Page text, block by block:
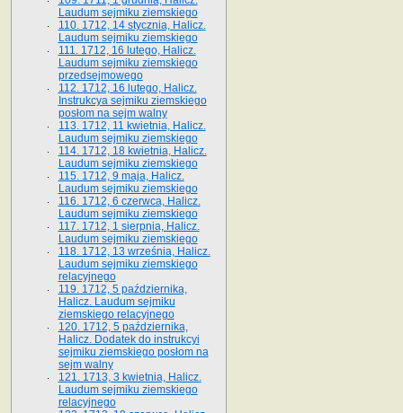
Laudum sejmiku ziemskiego
110. 1712, 14 stycznia, Halicz.
Laudum sejmiku ziemskiego
111. 1712, 16 lutego, Halicz.
Laudum sejmiku ziemskiego
przedsejmowego
112. 1712, 16 lutego, Halicz.
Instrukcya sejmiku ziemskiego
posłom na sejm walny
113. 1712, 11 kwietnia, Halicz.
Laudum sejmiku ziemskiego
114. 1712, 18 kwietnia, Halicz.
Laudum sejmiku ziemskiego
115. 1712, 9 maja, Halicz.
Laudum sejmiku ziemskiego
116. 1712, 6 czerwca, Halicz.
Laudum sejmiku ziemskiego
117. 1712, 1 sierpnia, Halicz.
Laudum sejmiku ziemskiego
118. 1712, 13 września, Halicz.
Laudum sejmiku ziemskiego
relacyjnego
119. 1712, 5 października,
Halicz. Laudum sejmiku
ziemskiego relacyjnego
120. 1712, 5 października,
Halicz. Dodatek do instrukcyi
sejmiku ziemskiego posłom na
sejm walny
121. 1713, 3 kwietnia, Halicz.
Laudum sejmiku ziemskiego
relacyjnego